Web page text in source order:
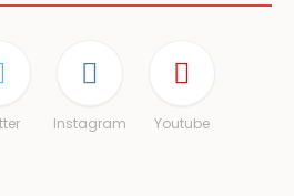
Instagram Youtube